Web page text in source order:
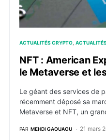
ACTUALITÉS CRYPTO
NFT : American
le Metaverse et
Le géant des services de
récemment déposé sa
Metaverse et NFT, un
PAR MEHDI GAOUAOU 21 mars